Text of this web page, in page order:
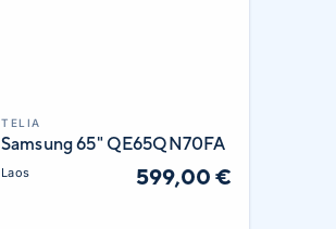
TELIA
Samsung 65" QE65QN70FA
Laos 599,00 €